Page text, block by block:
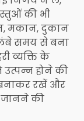
की भी
मकान, दुकान
समय से बना
व्यक्ति के
होने की
रखें और
जानने की